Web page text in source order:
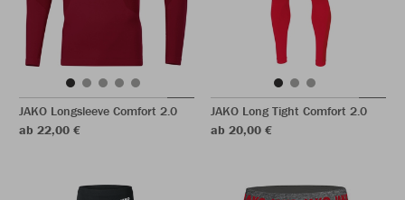
JAKO Longsleeve Comfort 2.0
ab 22,00 €
JAKO Long Tight Comfort 2.0
ab 20,00 €